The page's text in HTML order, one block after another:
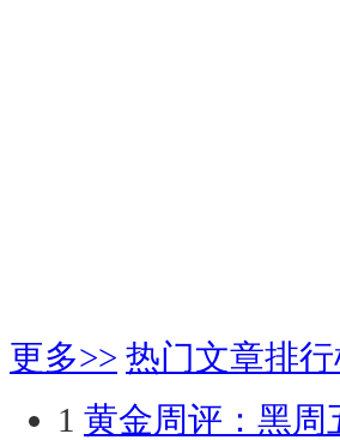
更多>> 热门文章排
1 黄金周评：黑周